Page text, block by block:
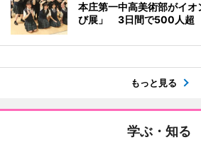
本庄第一中高美術部がイ
び展」 3日間で500人超
もっと見る
学ぶ・知る